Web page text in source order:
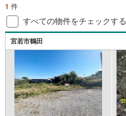
1 件
すべての物件をチェックする
宮若市鶴田